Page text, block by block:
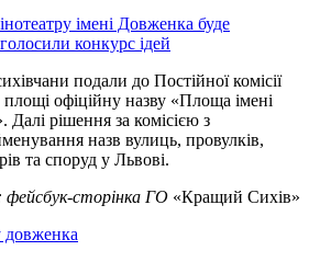
імені Довженка буде
конкурс ідей
подали до Постійної комісії
офіційну назву «Площа імені
рішення за комісією з
назв вулиць, провулків,
та споруд у Львові.
сторінка ГО «Кращий Сихів»
довженка